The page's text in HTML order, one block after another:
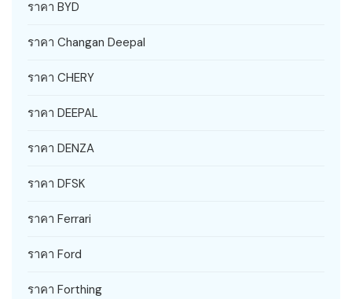
ราคา BYD
ราคา Changan Deepal
ราคา CHERY
ราคา DEEPAL
ราคา DENZA
ราคา DFSK
ราคา Ferrari
ราคา Ford
ราคา Forthing